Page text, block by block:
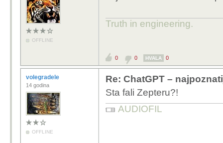
OFFLINE
Truth in engineering.
0 0 HVALA 0
volegradele
14 godina
OFFLINE
Re: ChatGPT –
Sta fali Zepteru?!
AUDIOFIL